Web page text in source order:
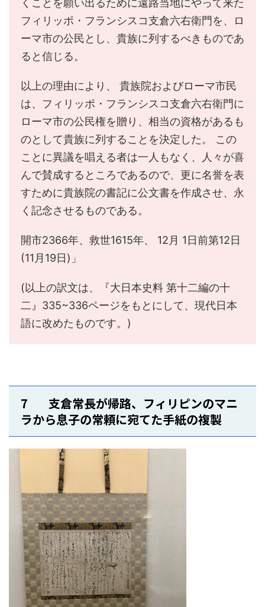
くことを願い出るために遠路当地にやって来た
フィリッポ・フランシスコ支倉六右衛門を、ロ
ーマ市の公民とし、貴族に列するべきものであ
ると信じる。
以上の理由により、 貴族院およびローマ市民
は、フィリッポ・フランシスコ支倉六右衛門に
ローマ市の公民権を贈り、相当の資格があるも
のとして貴族に列することを決定した。 この
ことに異議を唱える者は一人もなく、人々が喜
んで賛成するところであるので、更に名誉を表
すために貴族院の書記に公文書を作成させ、永
く記念させるものである。
開市2366年、救世1615年、 12月 1日前第12日
(11月19日)」
(以上の訳文は、『大日本史料 第十二編の十
二』335~336ページをもとにして、現代日本
語に改めたものです。)
7 支倉常長が帰路、フィリピンのマニ
ラから息子の常頼に宛てた手紙の複製